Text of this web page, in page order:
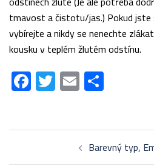
tmavost a čistotu/jas.) Pokud
vybírejte a nikdy se nenechte
kousku v teplém žlutém odstínu.
Facebook
Twitter
Email
Post
Barevný typ,